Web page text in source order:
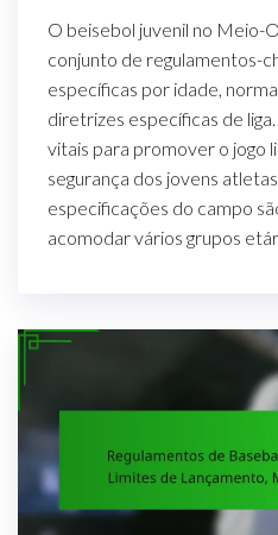
O beisebol juvenil no Meio-
conjunto de regulamentos-
específicas por idade,
diretrizes específicas de
vitais para promover o jogo
segurança dos jovens
especificações do campo
acomodar vários grupos